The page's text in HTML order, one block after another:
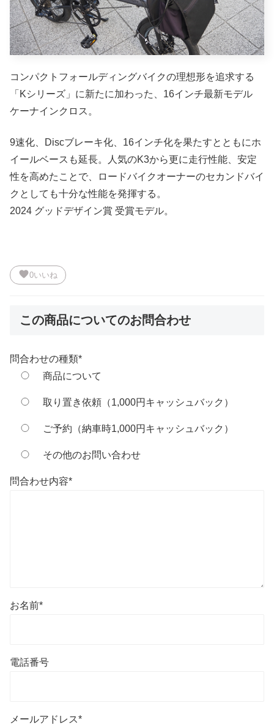
コンパクトフォールディングバイクの理想形を追求する
「Kシリーズ」に新たに加わった、16インチ最新モデル
ケーナインクロス。
9速化、Discブレーキ化、16インチ化を果たすとともにホ
イールベースも延長。人気のK3から更に走行性能、安定
性を高めたことで、ロードバイクオーナーのセカンドバイ
クとしても十分な性能を発揮する。
2024 グッドデザイン賞 受賞モデル。
favorite0いいね
この商品についてのお問合わせ
問合わせの種類*
商品について
取り置き依頼（1,000円キャッシュバック）
ご予約（納車時1,000円キャッシュバック）
その他のお問い合わせ
問合わせ内容*
お名前*
電話番号
メールアドレス*